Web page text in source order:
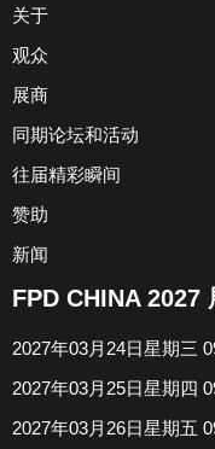
关于
观众
展商
同期论坛和活动
往届精彩瞬间
赞助
新闻
FPD CHINA 2027
2027年03月24日星期三
2027年03月25日星期四
2027年03月26日星期五